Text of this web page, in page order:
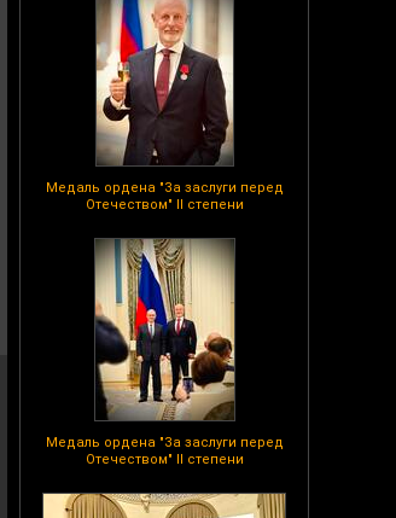
Медаль ордена "За заслуги перед
Отечеством" II степени
Медаль ордена "За заслуги перед
Отечеством" II степени